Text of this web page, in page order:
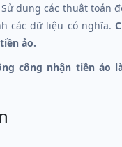
dụng các thuật toán
các dữ liệu có nghĩa.
ảo.
công nhận tiền ảo